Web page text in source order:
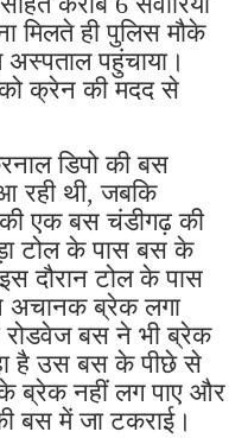
मिलते ही पुलिस मौके
पहुंचाया।
को क्रेन की मदद से
डिपो की बस
रही थी, जबकि
की एक बस चंडीगढ़ की
टोल के पास बस के
दौरान टोल के पास
अचानक ब्रेक लगा
बस ने भी ब्रेक
है उस बस के पीछे से
ब्रेक नहीं लग पाए और
बस में जा टकराई।